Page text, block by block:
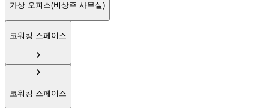
가상 오피스(비상주 사무실)
코워킹 스페이스
코워킹 스페이스